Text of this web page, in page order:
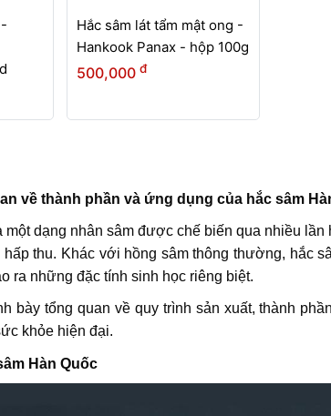
Hắc sâm lát tẩm mật ong -
Hankook Panax - hộp 100g
500,000 đ
về thành phần và ứng dụng của hắc sâm
một dạng nhân sâm được chế biến qua nhiều
thu. Khác với hồng sâm thông thường, hắc
ra những đặc tính sinh học riêng biệt.
bày tổng quan về quy trình sản xuất, thành
khỏe hiện đại.
Hàn Quốc